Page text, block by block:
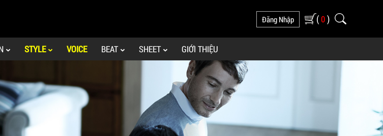
Đăng Nhập (0)
STYLE VOICE BEAT SHEET GIỚI THIỆU